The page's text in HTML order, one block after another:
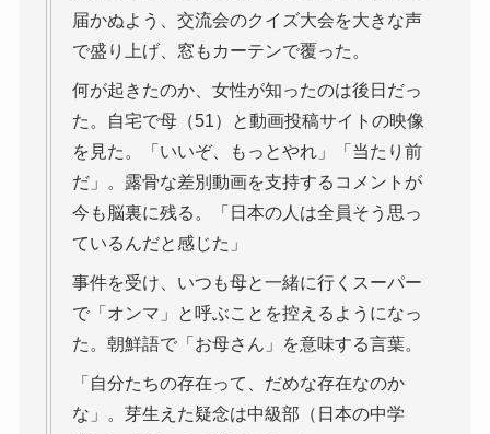
届かぬよう、交流会のクイズ大会を大きな声
で盛り上げ、窓もカーテンで覆った。
何が起きたのか、女性が知ったのは後日だっ
た。自宅で母（51）と動画投稿サイトの映像
を見た。「いいぞ、もっとやれ」「当たり前
だ」。露骨な差別動画を支持するコメントが
今も脳裏に残る。「日本の人は全員そう思っ
ているんだと感じた」
事件を受け、いつも母と一緒に行くスーパー
で「オンマ」と呼ぶことを控えるようになっ
た。朝鮮語で「お母さん」を意味する言葉。
「自分たちの存在って、だめな存在なのか
な」。芽生えた疑念は中級部（日本の中学